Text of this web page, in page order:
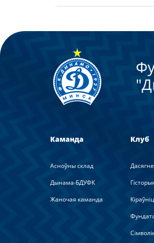
Каманда
Асноўны склад
Дынама-БДУФК
Жаночая каманда
Клуб